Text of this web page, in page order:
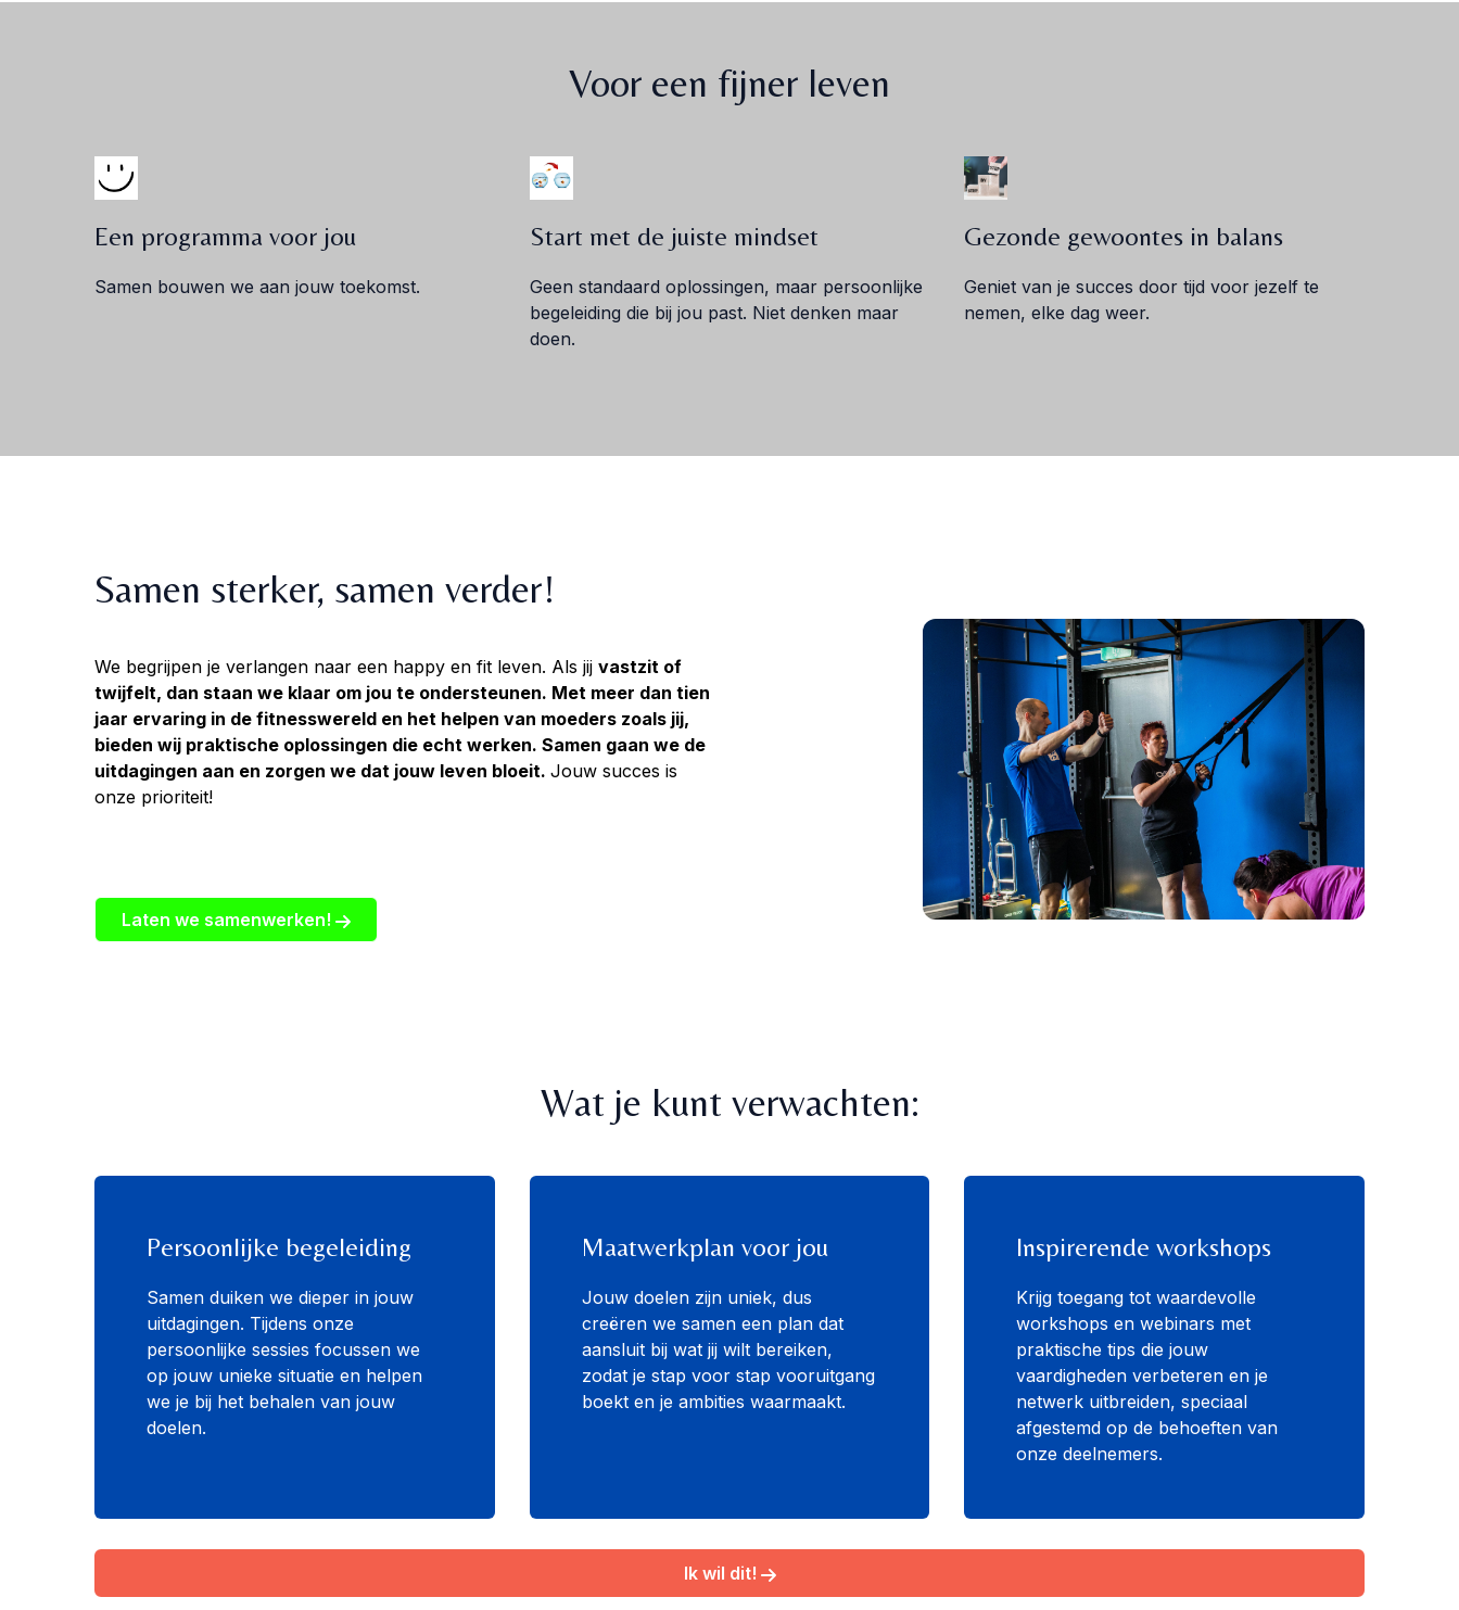
Voor een fijner leven
Een programma voor jou
Samen bouwen we aan jouw toekomst.
Start met de juiste mindset
Geen standaard oplossingen, maar persoonlijke
begeleiding die bij jou past. Niet denken maar
doen.
Gezonde gewoontes in balans
Geniet van je succes door tijd voor jezelf te
nemen, elke dag weer.
Samen sterker, samen verder!
We begrijpen je verlangen naar een happy en fit leven. Als jij vastzit of
twijfelt, dan staan we klaar om jou te ondersteunen. Met meer dan tien
jaar ervaring in de fitnesswereld en het helpen van moeders zoals jij,
bieden wij praktische oplossingen die echt werken. Samen gaan we de
uitdagingen aan en zorgen we dat jouw leven bloeit. Jouw succes is
onze prioriteit!
Laten we samenwerken!
Wat je kunt verwachten:
Persoonlijke begeleiding
Samen duiken we dieper in jouw
uitdagingen. Tijdens onze
persoonlijke sessies focussen we
op jouw unieke situatie en helpen
we je bij het behalen van jouw
doelen.
Maatwerkplan voor jou
Jouw doelen zijn uniek, dus
creëren we samen een plan dat
aansluit bij wat jij wilt bereiken,
zodat je stap voor stap vooruitgang
boekt en je ambities waarmaakt.
Inspirerende workshops
Krijg toegang tot waardevolle
workshops en webinars met
praktische tips die jouw
vaardigheden verbeteren en je
netwerk uitbreiden, speciaal
afgestemd op de behoeften van
onze deelnemers.
Ik wil dit!